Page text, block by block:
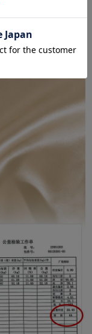
織り
出・美肌効果